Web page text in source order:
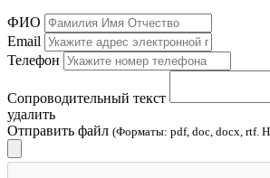
ФИО
Email
Телефон
Сопроводительный текст
удалить
Отправить файл (Форматы: pdf, doc, docx, rtf.